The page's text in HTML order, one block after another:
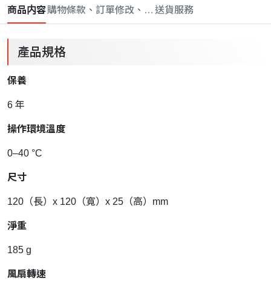
商品内容購物條款、訂單修改、取消與退款政策
送貨服務
產品規格
保養
6 年
操作環境溫度
0–40 °C
尺寸
120（長）x 120（寬）x 25（高）mm
淨重
185 g
風扇轉速